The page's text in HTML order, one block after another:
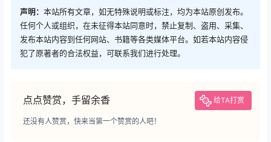
声明： 本站所有文章，如无特殊说明或标注，均为本站原创发布。
任何个人或组织，在未征得本站同意时，禁止复制、盗用、采集、
发布本站内容到任何网站、书籍等各类媒体平台。如若本站内容侵
犯了原著者的合法权益，可联系我们进行处理。
点点赞赏，手留余香 给TA打赏
还没有人赞赏，快来当第一个赞赏的人吧！